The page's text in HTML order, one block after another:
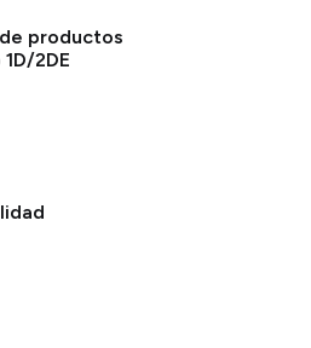
productos
2DE